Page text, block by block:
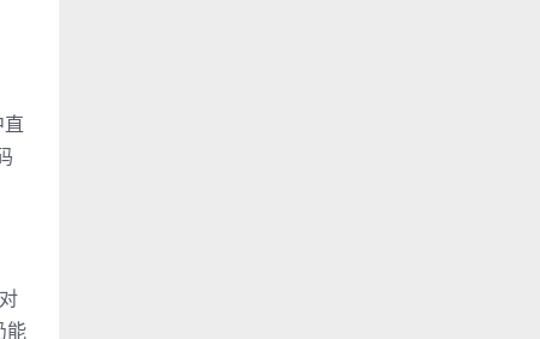
能